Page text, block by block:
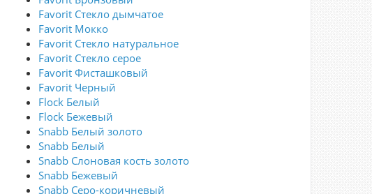
Favorit Стекло дымчатое
Favorit Мокко
Favorit Стекло натуральное
Favorit Стекло серое
Favorit Фисташковый
Favorit Черный
Flock Белый
Flock Бежевый
Snabb Белый золото
Snabb Белый
Snabb Слоновая кость золото
Snabb Бежевый
Snabb Серо-коричневый